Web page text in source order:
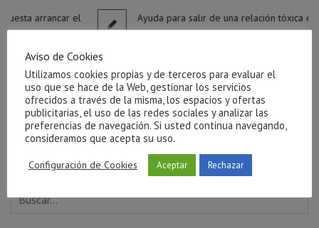
el Ayuda para salir de una relación tóxica en Castellón
Aviso de Cookies
Utilizamos cookies propias y de terceros para evaluar el
uso que se hace de la Web, gestionar los servicios
ofrecidos a través de la misma, los espacios y ofertas
publicitarias, el uso de las redes sociales y analizar las
preferencias de navegación. Si usted continua navegando,
consideramos que acepta su uso.
Configuración de Cookies Aceptar Rechazar